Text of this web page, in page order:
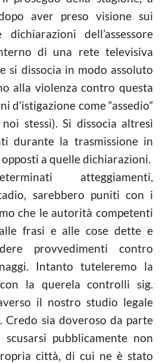
aver preso visione sui
dell’assessore
di una rete televisiva
si dissocia in modo assoluto
alla violenza contro questa
d’istigazione come “assedio”
noi stessi). Si dissocia altresì
durante la trasmissione in
a quelle dichiarazioni.
atteggiamenti,
sarebbero puniti con i
che le autorità competenti
frasi e alle cose dette e
provvedimenti contro
Intanto tuteleremo la
la querela controlli sig.
il nostro studio legale
Credo sia doveroso da parte
pubblicamente non
città, di cui ne è stato